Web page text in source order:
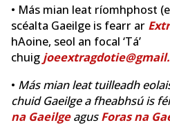
• Más mian leat ríomhphost
scéalta Gaeilge is fearr ar
hAoine, seol an focal ‘Tá’
chuig
• Más mian leat tuilleadh
chuid Gaeilge a fheabhsú is
na GaeilgeagusForas na